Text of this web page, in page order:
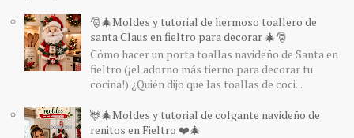
🎅🎄Moldes y tutorial de hermoso toallero de
santa Claus en fieltro para decorar 🎄🎅
Cómo hacer un porta toallas navideño de Santa en
fieltro (¡el adorno más tierno para decorar tu
cocina!) ¿Quién dijo que las toallas de coci...
🦌🎄Moldes y tutorial de colgante navideño de
renitos en Fieltro ❤️🎄